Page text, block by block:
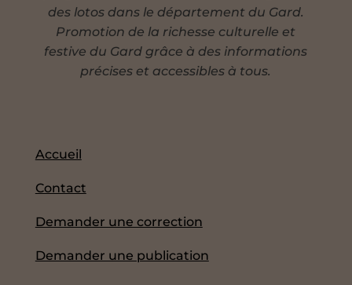
des lotos dans le département du Gard.
Promotion de la richesse culturelle et
festive du Gard grâce à des informations
précises et accessibles à tous.
Accueil
Contact
Demander une correction
Demander une publication